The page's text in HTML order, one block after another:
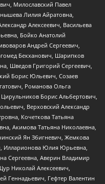
Милославский Павел
Лилия Айратовна,
Алексеевич, Васильева
Бойко Анатолий
Андрей Сергеевич,
Бекханович, Шарипков
Шведов Григорий Сергеевич,
Борис Юльевич, Созаев
Романова Ольга
Борис Альбертович,
Верховский Александр
Кочеткова Татьяна
Акимова Татьяна Николаевна,
Ян Збигневич, Жемкова
Илларионова Юлия Юрьевна,
Сергеевна, Аверин Владимир
Николай Алексеевич,
Геннадьевич, Гефтер Валентин